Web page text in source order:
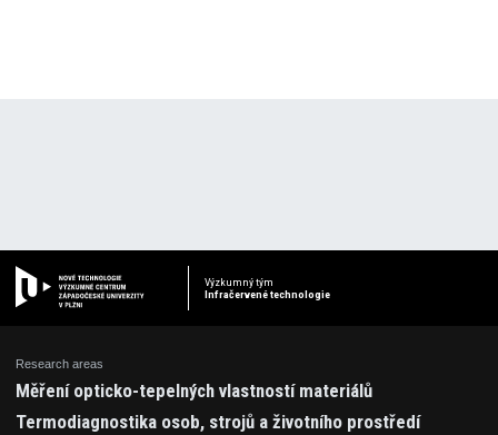
Výzkumný tým
Infračervené technologie
Research areas
Měření opticko-tepelných vlastností materiálů
Termodiagnostika osob, strojů a životního prostředí